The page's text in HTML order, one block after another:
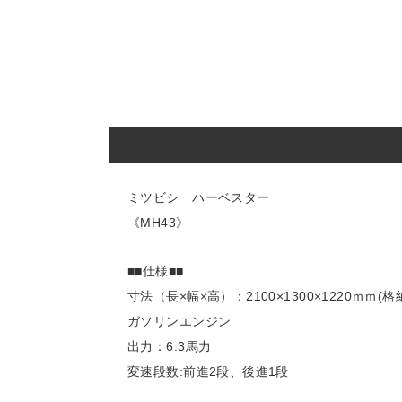
ミツビシ ハーベスター
《MH43》
■■仕様■■
寸法（長×幅×高）：2100×1300×1220ｍｍ(格
ガソリンエンジン
出力：6.3馬力
変速段数:前進2段、後進1段